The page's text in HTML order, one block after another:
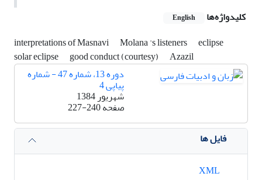
کلیدواژه‌ها
English
interpretations of Masnavi Molana 's listeners
eclipse
solar eclipse
good conduct (courtesy)
Azazil
دوره 13، شماره 47 - شماره
پیاپی 4
شهریور 1384
صفحه227-240
فایل ها